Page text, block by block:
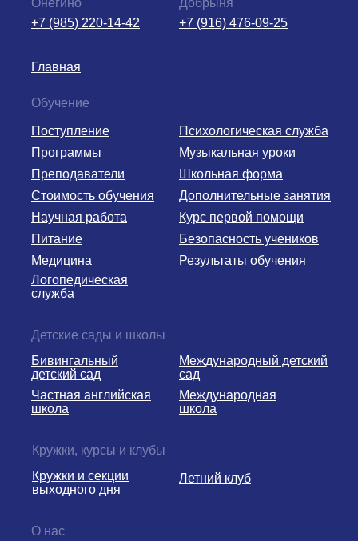
Результаты обучения
Безопасность учеников
Курс первой помощи
Научная работа
Дополнительные занятия
Школьная форма
Музыкальная уроки
Психологическая служба
Логопедическая
служба
Медицина
Питание
Поступление
Стоимость обучения
Преподаватели
Программы
Обучение
О нас
+7 (916) 476-09-25
Добрыня
+7 (985) 220-14-42
Онегино
Международная
школа
Частная английская
школа
Международный детский
сад
Бивингальный
детский сад
Детские сады и школы
Главная
Кружки и секции
выходного дня
Летний клуб
Кружки, курсы и клубы